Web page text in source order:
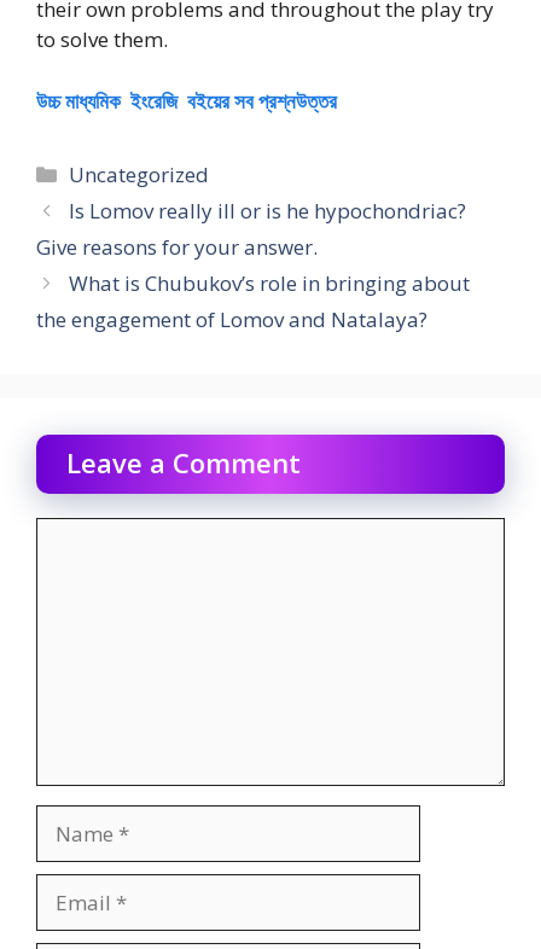
their own problems and throughout the play try
to solve them.
উচ্চ মাধ্যমিক ইংরেজি বইয়ের সব প্রশ্নউত্তর
Categories
Uncategorized
Is Lomov really ill or is he hypochondriac?
Give reasons for your answer.
What is Chubukov’s role in bringing about
the engagement of Lomov and Natalaya?
Leave a Comment